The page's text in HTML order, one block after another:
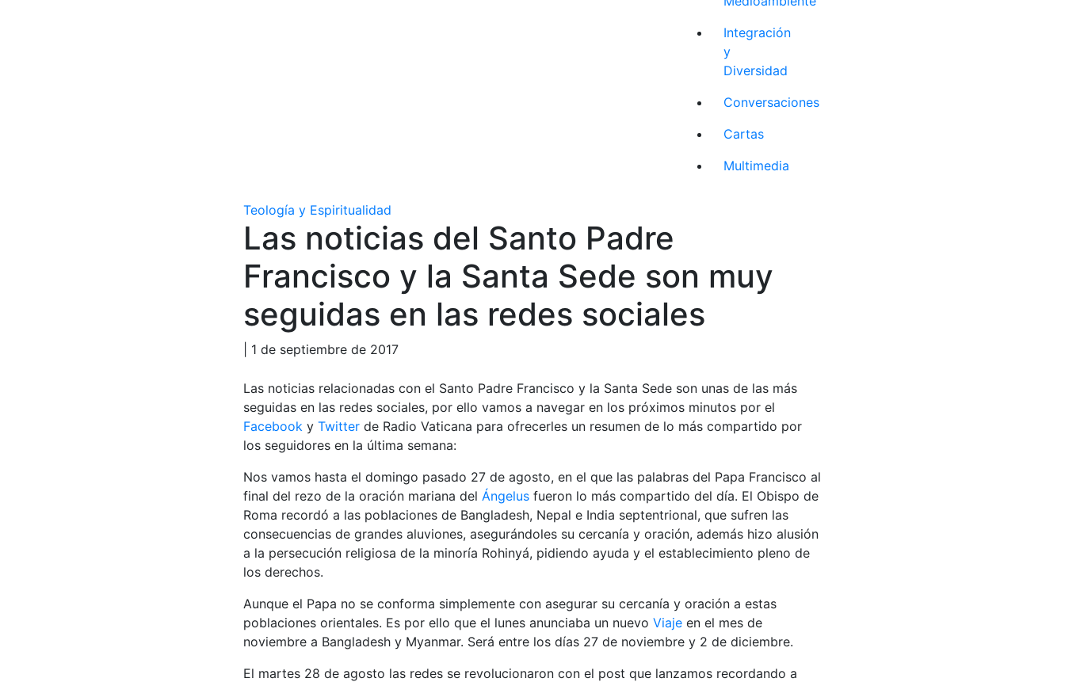
Integración
y
Diversidad
Conversaciones
Cartas
Multimedia
Teología y Espiritualidad
Las noticias del Santo Padre
Francisco y la Santa Sede son muy
seguidas en las redes sociales
| 1 de septiembre de 2017
Las noticias relacionadas con el Santo Padre Francisco y la Santa Sede son unas de las más
seguidas en las redes sociales, por ello vamos a navegar en los próximos minutos por el
Facebook y Twitter de Radio Vaticana para ofrecerles un resumen de lo más compartido por
los seguidores en la última semana:
Nos vamos hasta el domingo pasado 27 de agosto, en el que las palabras del Papa Francisco al
final del rezo de la oración mariana del Ángelus fueron lo más compartido del día. El Obispo de
Roma recordó a las poblaciones de Bangladesh, Nepal e India septentrional, que sufren las
consecuencias de grandes aluviones, asegurándoles su cercanía y oración, además hizo alusión
a la persecución religiosa de la minoría Rohinyá, pidiendo ayuda y el establecimiento pleno de
los derechos.
Aunque el Papa no se conforma simplemente con asegurar su cercanía y oración a estas
poblaciones orientales. Es por ello que el lunes anunciaba un nuevo Viaje en el mes de
noviembre a Bangladesh y Myanmar. Será entre los días 27 de noviembre y 2 de diciembre.
El martes 28 de agosto las redes se revolucionaron con el post que lanzamos recordando a